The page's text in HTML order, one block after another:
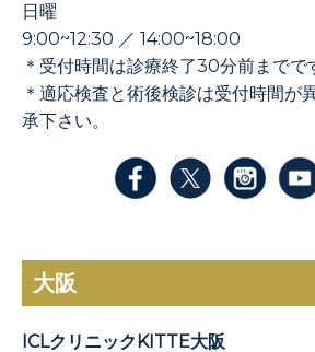
日曜
9:00~12:30 ／ 14:00~18:00
＊受付時間は診療終了30分前までで
＊適応検査と術後検診は受付時間が
承下さい。
大阪
ICLクリニックKITTE大阪